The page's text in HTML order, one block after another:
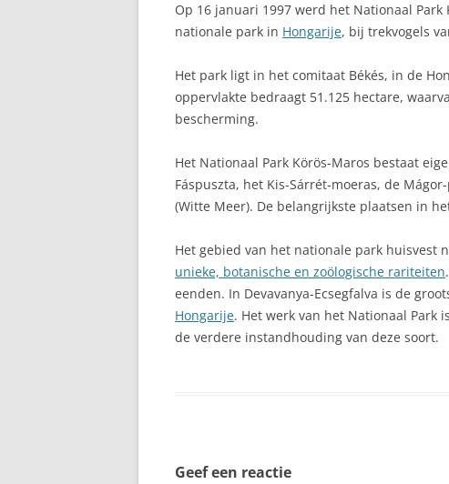
Op 16 januari 1997 werd het Nationaal
nationale park in Hongarije, bij trekvogels
Het park ligt in het comitaat Békés, in de
oppervlakte bedraagt 51.125 hectare,
bescherming.
Het Nationaal Park Körös-Maros bestaat
Fáspuszta, het Kis-Sárrét-moeras, de
(Witte Meer). De belangrijkste plaatsen in
Het gebied van het nationale park huisvest
unieke, botanische en zoölogische rariteiten
eenden. In Devavanya-Ecsegfalva is de
Hongarije. Het werk van het Nationaal Park
de verdere instandhouding van deze soort.
Geef een reactie